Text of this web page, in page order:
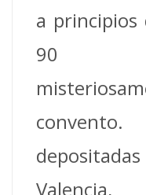
a principios
90